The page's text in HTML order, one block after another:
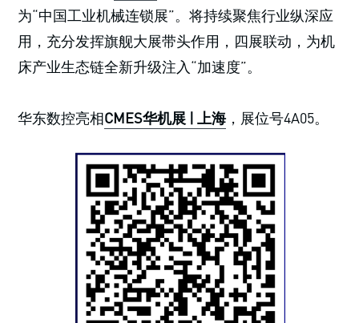
为“中国工业机械连锁展”。将持续聚焦行业纵深应
用，充分发挥旗舰大展带头作用，四展联动，为机
床产业生态链全新升级注入“加速度”。
华东数控亮相CMES华机展 | 上海，展位号4A05。